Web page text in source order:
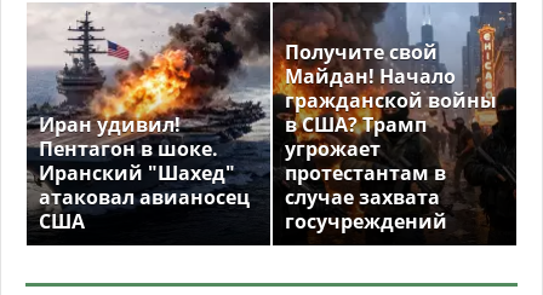
Иран удивил!
Пентагон в шоке.
Иранский "Шахед"
атаковал авианосец
США
Получите свой
Майдан! Начало
гражданской войны
в США? Трамп
угрожает
протестантам в
случае захвата
госучреждений